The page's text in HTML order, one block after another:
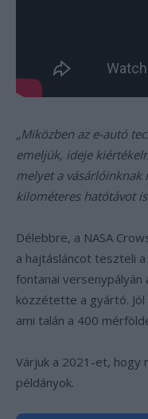
„Miközben az e-autó
emeljük, ideje
melyet a vásárlóinknak
kilométeres hatótávot
Délebbre, a NASA
a hajtásláncot teszteli
fontanai
közzétette a gyártó.
ami talán a 400
Várjuk a 2021-et, hogy
példányok.